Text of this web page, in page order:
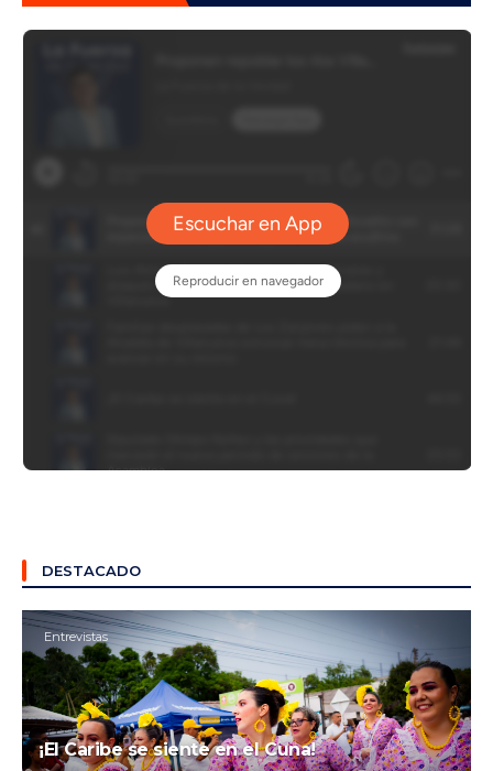
DESTACADO
Entrevistas
¡El Caribe se siente en el Cuna!